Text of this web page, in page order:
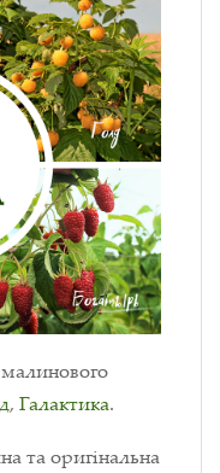
, Галактика.
та оригінальна